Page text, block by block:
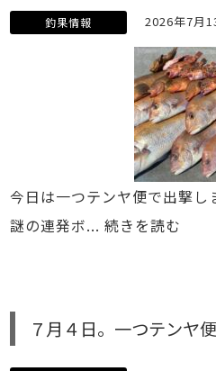
釣果情報 2026年7月
今日は一つテンヤ便で出撃
謎の連発ボ...続きを読む
７月４日。一つテンヤ